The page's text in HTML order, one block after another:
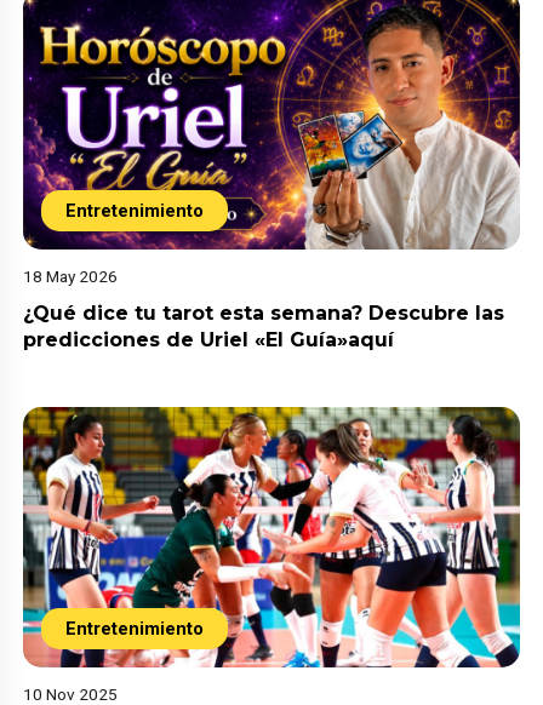
Entretenimiento
18 May 2026
¿Qué dice tu tarot esta semana? Descubre las
predicciones de Uriel «El Guía»aquí
Entretenimiento
10 Nov 2025